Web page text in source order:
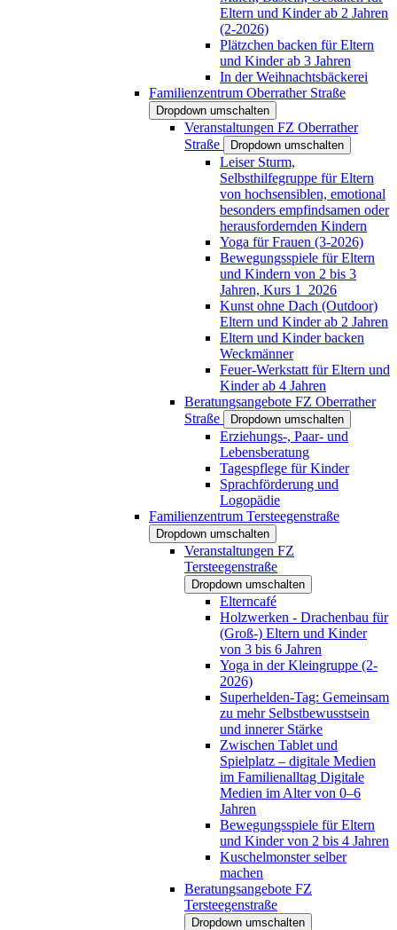
Eltern und Kinder ab 2 Jahren
(2-2026)
Plätzchen backen für Eltern
und Kinder ab 3 Jahren
In der Weihnachtsbäckerei
Familienzentrum Oberrather Straße
Dropdown umschalten
Veranstaltungen FZ Oberrather
Straße
Dropdown umschalten
Leiser Sturm,
Selbsthilfegruppe für Eltern
von hochsensiblen, emotional
besonders empfindsamen oder
herausfordernden Kindern
Yoga für Frauen (3-2026)
Bewegungsspiele für Eltern
und Kindern von 2 bis 3
Jahren, Kurs 1_2026
Kunst ohne Dach (Outdoor)
Eltern und Kinder ab 2 Jahren
Eltern und Kinder backen
Weckmänner
Feuer-Werkstatt für Eltern und
Kinder ab 4 Jahren
Beratungsangebote FZ Oberrather
Straße
Dropdown umschalten
Erziehungs-, Paar- und
Lebensberatung
Tagespflege für Kinder
Sprachförderung und
Logopädie
Familienzentrum Tersteegenstraße
Dropdown umschalten
Veranstaltungen FZ
Tersteegenstraße
Dropdown umschalten
Elterncafé
Holzwerken - Drachenbau für
(Groß-) Eltern und Kinder
von 3 bis 6 Jahren
Yoga in der Kleingruppe (2-
2026)
Superhelden-Tag: Gemeinsam
zu mehr Selbstbewusstsein
und innerer Stärke
Zwischen Tablet und
Spielplatz – digitale Medien
im Familienalltag Digitale
Medien im Alter von 0–6
Jahren
Bewegungsspiele für Eltern
und Kinder von 2 bis 4 Jahren
Kuschelmonster selber
machen
Beratungsangebote FZ
Tersteegenstraße
Dropdown umschalten